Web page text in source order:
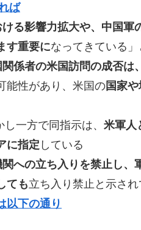
ば
る影響力拡大や、中国軍
す重要になってきている」
係者の米国訪問の成否は
能性があり、米国の国家
し一方で同指示は、 米軍人
に指定 している
への立ち入りを禁止し、
ても立ち入り禁止と示され
以下の通り